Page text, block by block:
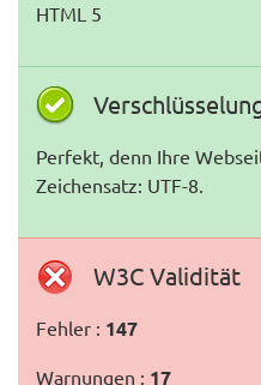
HTML 5
Perfekt, denn Ihre
Zeichensatz: UTF-8.
W3C Validität
Fehler : 147
Warnungen : 17